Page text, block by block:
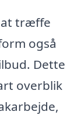
at træffe
også
Dette
overblik